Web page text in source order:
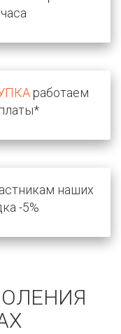
работаем
наших
-5%